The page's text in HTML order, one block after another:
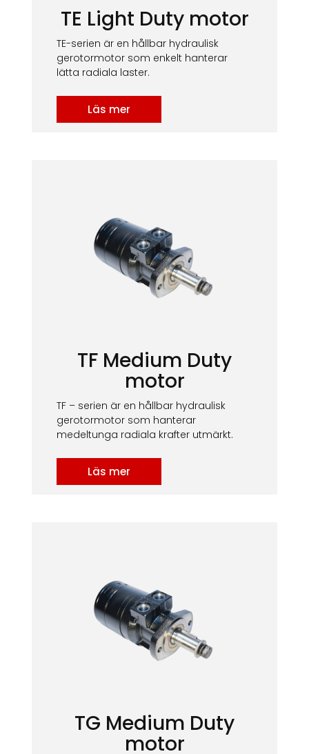
TE Light Duty motor
TE-serien är en hållbar hydraulisk
gerotormotor som enkelt hanterar
lätta radiala laster.
Läs mer
TF Medium Duty
motor​​
TF – serien är en hållbar hydraulisk
gerotormotor som hanterar
medeltunga radiala krafter utmärkt.
Läs mer
TG Medium Duty
motor